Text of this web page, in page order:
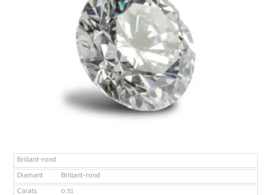
Brillant-rond
Diamant
Brillant-rond
Carats
0.51